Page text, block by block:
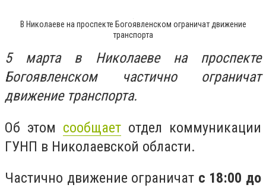
В Николаеве на проспекте Богоявленском ограничат движение
транспорта
5 марта в Николаеве на проспекте
Богоявленском частично ограничат
движение транспорта.
Об этом сообщает отдел коммуникации
ГУНП в Николаевской области.
Частично движение ограничат с 18:00 до